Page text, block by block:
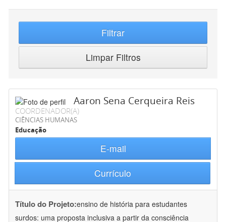
Filtrar
Limpar Filtros
Aaron Sena Cerqueira Reis
COORDENADOR(A)
CIÊNCIAS HUMANAS
Educação
E-mail
Currículo
Título do Projeto:ensino de história para estudantes
surdos: uma proposta inclusiva a partir da consciência